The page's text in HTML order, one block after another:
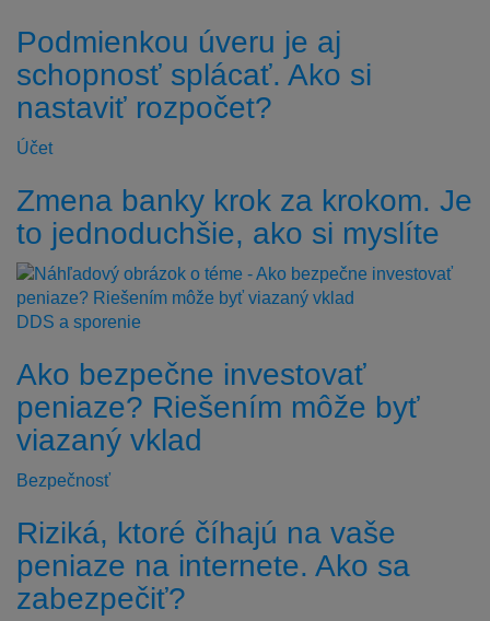
Podmienkou úveru je aj
schopnosť splácať. Ako si
nastaviť rozpočet?
Účet
Zmena banky krok za krokom. Je
to jednoduchšie, ako si myslíte
DDS a sporenie
Ako bezpečne investovať
peniaze? Riešením môže byť
viazaný vklad
Bezpečnosť
Riziká, ktoré číhajú na vaše
peniaze na internete. Ako sa
zabezpečiť?